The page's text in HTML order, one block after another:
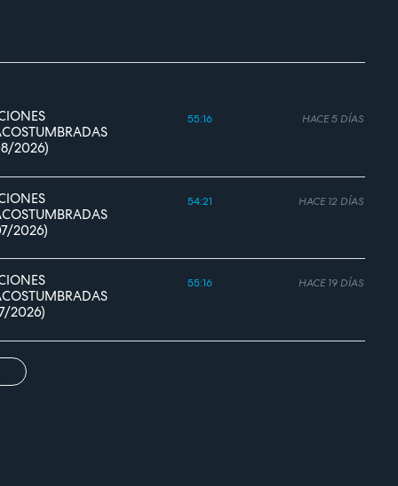
2026)
55:16 HACE 5 DÍAS
2026)
54:21 HACE 12 DÍAS
2026)
55:16 HACE 19 DÍAS